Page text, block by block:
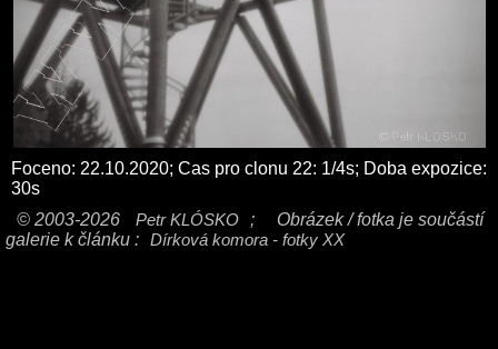
Foceno: 22.10.2020; Cas pro clonu 22: 1/4s; Doba expozice:
30s
© 2003-2026
Petr KLÓSKO ;
Obrázek / fotka je součástí
galerie k článku : Dírková komora - fotky XX